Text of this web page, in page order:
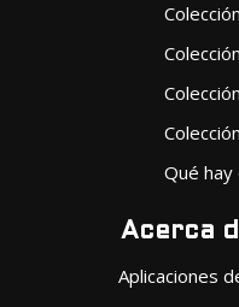
Qué hay
Acerca
Aplicaciones